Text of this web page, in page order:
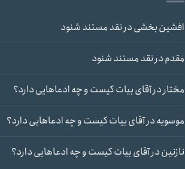
افشین بخشیدرنقد مستند شنود
مقدمدرنقد مستند شنود
مختاردرآقای بیات کیست و چه ادعاهایی دارد؟
موسویهدرآقای بیات کیست و چه ادعاهایی دارد؟
نازنیندرآقای بیات کیست و چه ادعاهایی دارد؟